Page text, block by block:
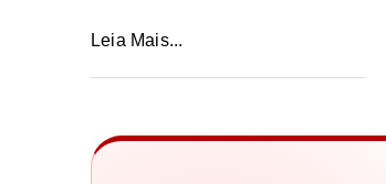
Leia Mais...